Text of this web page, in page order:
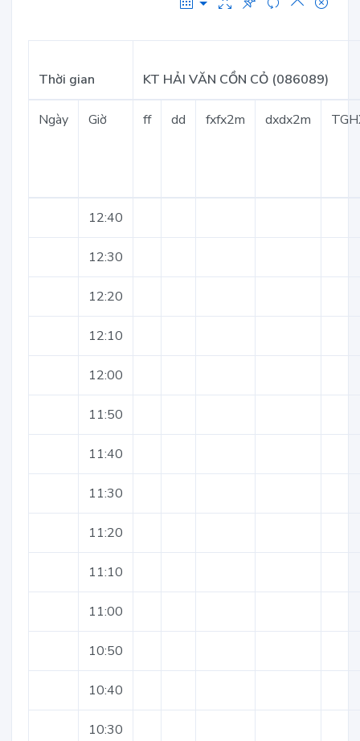
Thời gian KT HẢI VĂN CỒN CỎ (086089)
Ngày Giờ ff dd fxfx2m dxdx2m
12:40
12:30
12:20
12:10
12:00
11:50
11:40
11:30
11:20
11:10
11:00
10:50
10:40
10:30